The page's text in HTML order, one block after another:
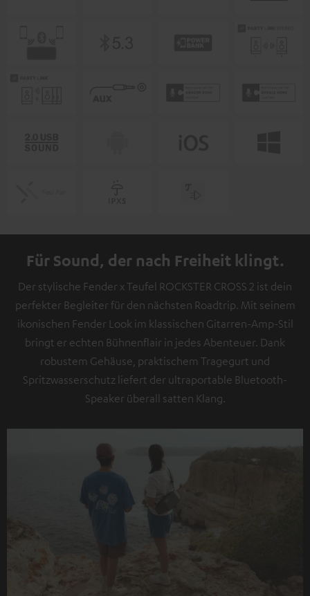
Für Sound, der nach Freiheit klingt.
Der stylische Fender x Teufel ROCKSTER CROSS 2 ist dein
perfekter Begleiter für den nächsten Roadtrip. Mit seinem
ikonischen Fender Look im klassischen Gitarren-Amp-Stil
bringt er echten Bühnenflair in jedes Abenteuer. Dank
robustem Gehäuse, praktischem Tragegurt und
Spritzwasserschutz liefert der ultraportable Bluetooth-
Speaker überall satten Klang.